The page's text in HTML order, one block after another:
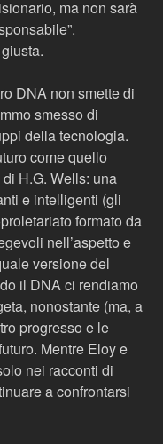
ma non sarà
DNA non smette di
smesso di
della tecnologia.
come quello
H.G. Wells: una
e intelligenti (gli
formato da
nell’aspetto e
versione del
il DNA ci rendiamo
nonostante (ma, a
progresso e le
Mentre Eloy e
nei racconti di
a confrontarsi